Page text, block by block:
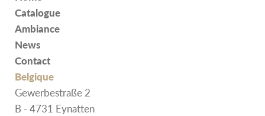
Catalogue
Ambiance
News
Contact
Belgique
Gewerbestraße 2
B - 4731 Eynatten